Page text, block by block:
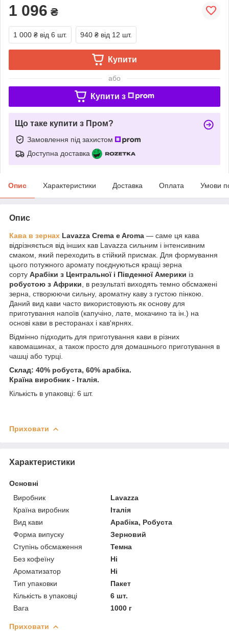
1 096 ₴
1 000 ₴ від 6 шт. 940 ₴ від 12 шт.
Купити
або
Купити з
Що таке купити з Пром?
Замовлення під захистом
Доступна доставка
Опис Характеристики Доставка Оплата Умови
Опис
Кава в зернах Lavazza Crema e Aroma ― саме ця кава
відрізняється від інших кав Lavazza сильним і інтенсивним
смаком, який переходить в стійкий присмак. Для формування
цього потужного аромату поєднуються кращі зерна
сорту Арабіки з Центральної і Південної Америки із
робустою з Африки , в результаті виходять темно обсмажені
зерна, створюючи сильну, ароматну каву з густою пінкою.
Даний вид кави часто використовують як основу для
приготування напоїв (капучіно, лате, мокачино та ін.) на
основі кави в ресторанах і кав'ярнях.
Відмінно підходить для приготування кави в різних
кавомашинах, а також просто для домашнього приготування в
чашці або турці.
Склад: 40% робуста, 60% арабіка.
Країна виробник - Італія.
Кількість в упаковці: 6 шт.
Приховати
Характеристики
Основні
Виробник
Lavazza
Країна виробник
Італія
Вид кави
Арабіка, Робуста
Форма випуску
Зерновий
Ступінь обсмаження
Темна
Без кофеїну
Ні
Ароматизатор
Ні
Тип упаковки
Пакет
Кількість в упаковці
6 шт.
Вага
1000 г
Приховати